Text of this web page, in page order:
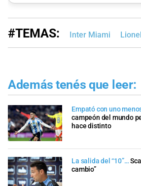
#TEMAS: Inter Miami
Además tenés que leer:
Empató con uno
campeón del mundo
hace distinto
La salida del “10”…
cambio”